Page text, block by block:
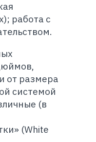
работа с
от размера
системой
(в
(White